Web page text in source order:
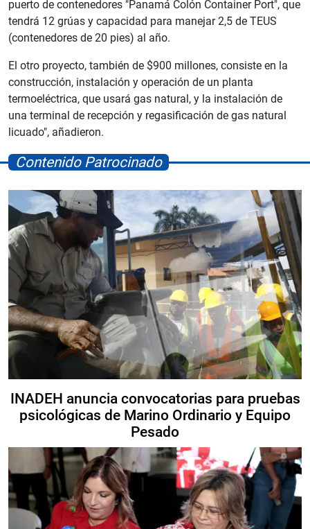
puerto de contenedores "Panamá Colón Container Port", que
tendrá 12 grúas y capacidad para manejar 2,5 de TEUS
(contenedores de 20 pies) al año.
El otro proyecto, también de $900 millones, consiste en la
construcción, instalación y operación de un planta
termoeléctrica, que usará gas natural, y la instalación de
una terminal de recepción y regasificación de gas natural
licuado", añadieron.
Contenido Patrocinado
INADEH anuncia convocatorias para pruebas
psicológicas de Marino Ordinario y Equipo
Pesado